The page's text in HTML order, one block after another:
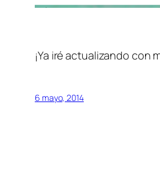
¡Ya iré actualizando con
6 mayo, 2014